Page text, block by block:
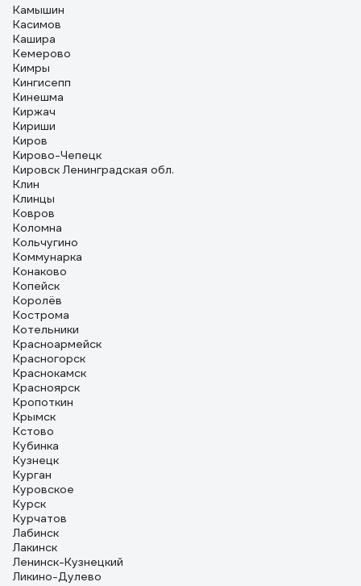
Камышин
Касимов
Кашира
Кемерово
Кимры
Кингисепп
Кинешма
Киржач
Кириши
Киров
Кирово-Чепецк
Кировск Ленинградская обл.
Клин
Клинцы
Ковров
Коломна
Кольчугино
Коммунарка
Конаково
Копейск
Королёв
Кострома
Котельники
Красноармейск
Красногорск
Краснокамск
Красноярск
Кропоткин
Крымск
Кстово
Кубинка
Кузнецк
Курган
Куровское
Курск
Курчатов
Лабинск
Лакинск
Ленинск-Кузнецкий
Ликино-Дулево